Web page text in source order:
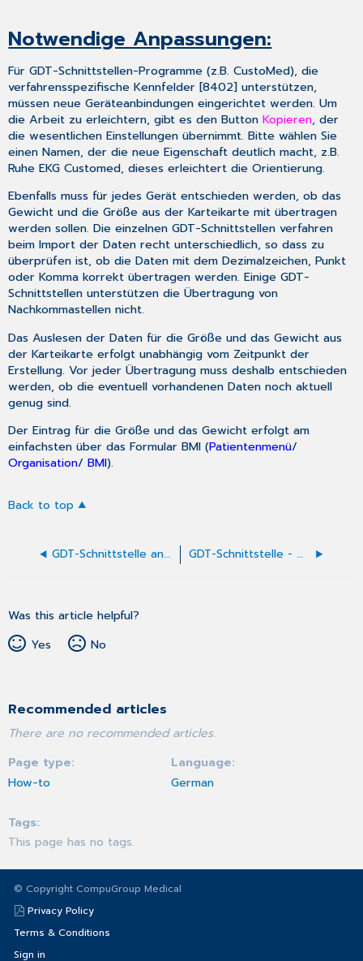
Notwendige Anpassungen:
Für GDT-Schnittstellen-Programme (z.B. CustoMed), die
verfahrensspezifische Kennfelder [8402] unterstützen,
müssen neue Geräteanbindungen eingerichtet werden. Um
die Arbeit zu erleichtern, gibt es den ButtonKopieren, der
die wesentlichen Einstellungen übernimmt. Bitte wählen Sie
einen Namen, der die neue Eigenschaft deutlich macht, z.B.
Ruhe EKG Customed, dieses erleichtert die Orientierung.
Ebenfalls muss für jedes Gerät entschieden werden, ob das
Gewicht und die Größe aus der Karteikarte mit übertragen
werden sollen. Die einzelnen GDT-Schnittstellen verfahren
beim Import der Daten recht unterschiedlich, so dass zu
überprüfen ist, ob die Daten mit dem Dezimalzeichen, Punkt
oder Komma korrekt übertragen werden. Einige GDT-
Schnittstellen unterstützen die Übertragung von
Nachkommastellen nicht.
Das Auslesen der Daten für die Größe und das Gewicht aus
der Karteikarte erfolgt unabhängig vom Zeitpunkt der
Erstellung. Vor jeder Übertragung muss deshalb entschieden
werden, ob die eventuell vorhandenen Daten noch aktuell
genug sind.
Der Eintrag für die Größe und das Gewicht erfolgt am
einfachsten über das Formular BMI (Patientenmenü/
Organisation/BMI).
Back to top
GDT-Schnittstelle anbinden GDT-Schnittstelle - Anbindungsbeispiel
Was this article helpful?
Yes
No
Recommended articles
There are no recommended articles.
Page type
How-to
Language
German
Tags
This page has no tags.
© Copyright CompuGroup Medical
Privacy Policy
Terms & Conditions
Sign in